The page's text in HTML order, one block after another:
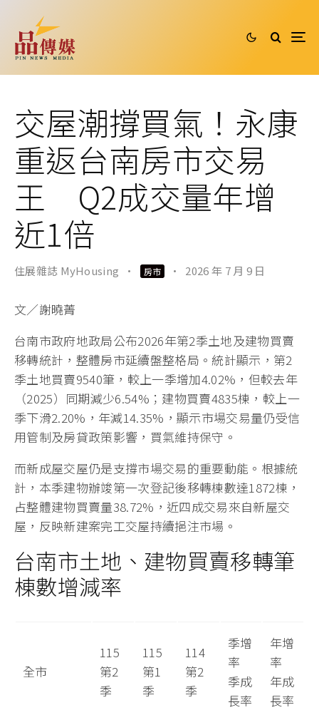
交屋潮撐買氣！永康
重返台南房市交易
王 Q2成交量年增
近1倍
住展雜誌 MyHousing · 房市 · 2026 年 7 月 9 日
文／謝曉菁
台南市政府地政局公布2026年第2季土地及建物買賣
移轉統計，整體房市延續盤整格局。統計顯示，第2
季土地買賣9540筆，較上一季增加4.02%，但較去年
（2025）同期減少6.54%；建物買賣4835棟，較上一
季下滑2.20%，年減14.35%，顯示市場交易量仍受信
用管制及房貸政策影響，買氣維持保守。
而新成屋交屋仍是支撐市場交易的重要動能。根據統
計，本季建物辦竣第一次登記後移轉棟數達1872棟，
占整體建物買賣量38.72%，近四成交易來自新屋交
屋，反映新建案完工交屋持續挹注市場。
台南市土地、建物買賣移轉筆
棟數增減率
全市
115
第2
季
115
第1
季
114
第2
季
季增
率
季成
長率
年增
率
年成
長率